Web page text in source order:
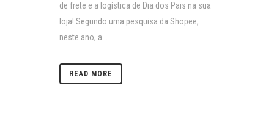
de frete e a logística de Dia dos Pais na sua
loja! Segundo uma pesquisa da Shopee,
neste ano, a...
READ MORE